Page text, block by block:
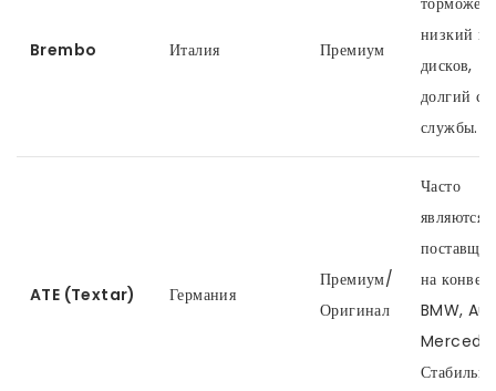
Brembo Италия Премиум
низкий
дисков,
долгий
службы.
ATE (Textar) Германия
Премиум/
Оригинал
Часто
являются
на
BMW,